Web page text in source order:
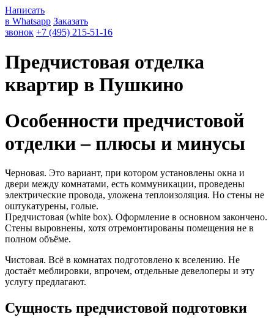
Написать
в Whatsapp Заказать
звонок +7 (495) 215-51-16
Предчистовая отделка
квартир в Пушкино
Особенности предчистовой
отделки – плюсы и минусы
Черновая. Это вариант, при котором установлены окна и
двери между комнатами, есть коммуникации, проведены
электрические провода, уложена теплоизоляция. Но стены не
оштукатурены, голые.
Предчистовая (white box). Оформление в основном закончено.
Стены выровнены, хотя отремонтированы помещения не в
полном объёме.
Чистовая. Всё в комнатах подготовлено к вселению. Не
достаёт меблировки, впрочем, отдельные девелоперы и эту
услугу предлагают.
Сущность предчистовой подготовки